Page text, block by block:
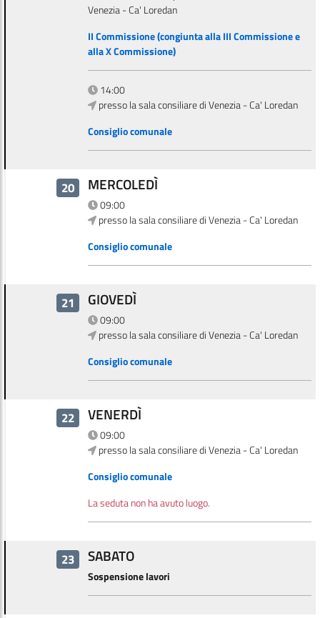
Venezia - Ca' Loredan
II Commissione (congiunta alla III Commissione e
alla X Commissione)
14:00
presso la sala consiliare di Venezia - Ca' Loredan
Consiglio comunale
20 MERCOLEDÌ
09:00
presso la sala consiliare di Venezia - Ca' Loredan
Consiglio comunale
21 GIOVEDÌ
09:00
presso la sala consiliare di Venezia - Ca' Loredan
Consiglio comunale
22 VENERDÌ
09:00
presso la sala consiliare di Venezia - Ca' Loredan
Consiglio comunale
La seduta non ha avuto luogo.
23 SABATO
Sospensione lavori